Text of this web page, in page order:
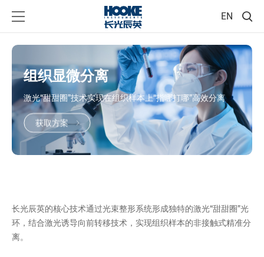
EN
组织显微分离
激光“甜甜圈”技术实现在组织样本上“指哪打哪”高效分离
获取方案
长光辰英的核心技术通过光束整形系统形成独特的激光“甜甜圈”光
环，结合激光诱导向前转移技术，实现组织样本的非接触式精准分
离。